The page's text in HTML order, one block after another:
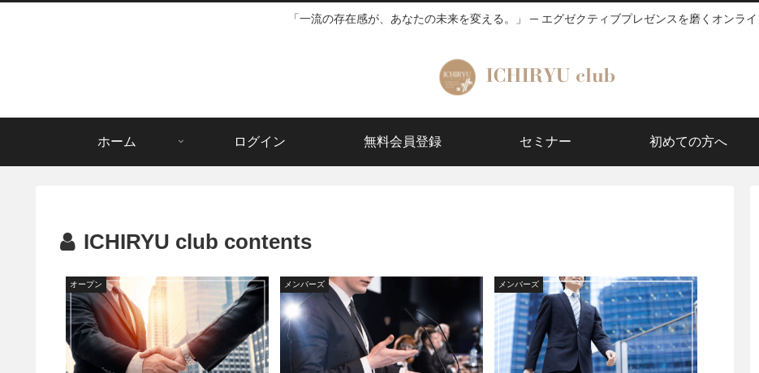
「一流の存在感が、あなたの未来を変える。」 ─ エグゼクティブプレゼンスを磨くオンラ
ホーム ログイン 無料会員登録 セミナー 初めての方へ
ICHIRYU club contents
オープン メンバーズ メンバーズ